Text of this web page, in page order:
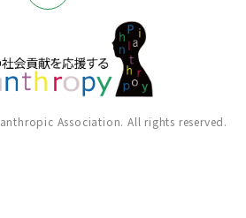
Association. All rights reserved.